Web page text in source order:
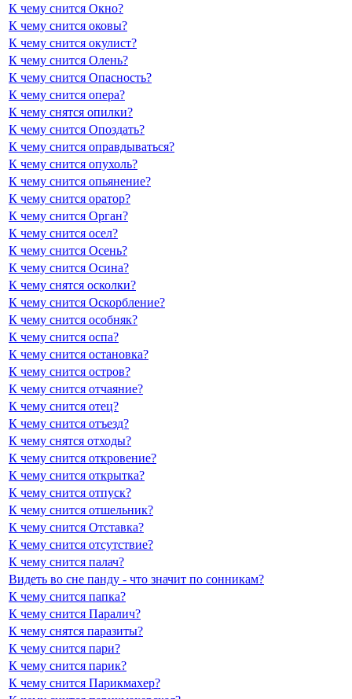
К чему снится Окно?
К чему снится оковы?
К чему снится окулист?
К чему снится Олень?
К чему снится Опасность?
К чему снится опера?
К чему снятся опилки?
К чему снится Опоздать?
К чему снится оправдываться?
К чему снится опухоль?
К чему снится опьянение?
К чему снится оратор?
К чему снится Орган?
К чему снится осел?
К чему снится Осень?
К чему снится Осина?
К чему снятся осколки?
К чему снится Оскорбление?
К чему снится особняк?
К чему снится оспа?
К чему снится остановка?
К чему снится остров?
К чему снится отчаяние?
К чему снится отец?
К чему снится отъезд?
К чему снятся отходы?
К чему снится откровение?
К чему снится открытка?
К чему снится отпуск?
К чему снится отшельник?
К чему снится Отставка?
К чему снится отсутствие?
К чему снится палач?
Видеть во сне панду - что значит по сонникам?
К чему снится папка?
К чему снится Паралич?
К чему снятся паразиты?
К чему снится пари?
К чему снится парик?
К чему снится Парикмахер?